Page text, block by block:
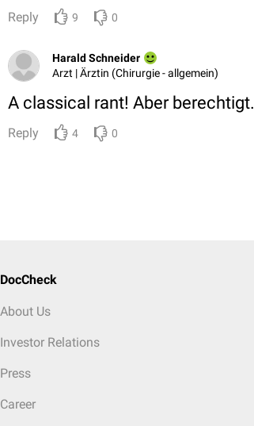
Reply 9 0
Harald Schneider
Arzt | Ärztin (Chirurgie - allgemein)
A classical rant! Aber berechtigt.
Reply 4 0
DocCheck
About Us
Investor Relations
Press
Career